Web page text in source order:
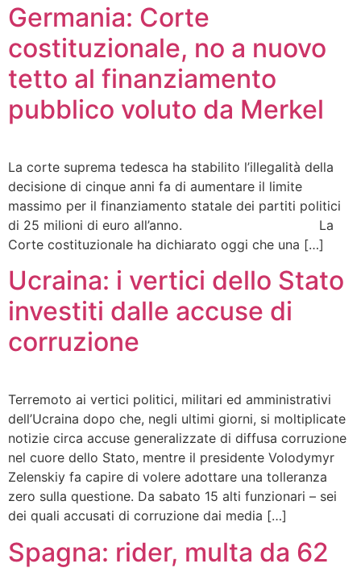
Germania: Corte
costituzionale, no a nuovo
tetto al finanziamento
pubblico voluto da Merkel
La corte suprema tedesca ha stabilito l’illegalità della
decisione di cinque anni fa di aumentare il limite
massimo per il finanziamento statale dei partiti politici
di 25 milioni di euro all’anno. La
Corte costituzionale ha dichiarato oggi che una […]
Ucraina: i vertici dello Stato
investiti dalle accuse di
corruzione
Terremoto ai vertici politici, militari ed amministrativi
dell’Ucraina dopo che, negli ultimi giorni, si moltiplicate
notizie circa accuse generalizzate di diffusa corruzione
nel cuore dello Stato, mentre il presidente Volodymyr
Zelenskiy fa capire di volere adottare una tolleranza
zero sulla questione. Da sabato 15 alti funzionari – sei
dei quali accusati di corruzione dai media […]
Spagna: rider, multa da 62